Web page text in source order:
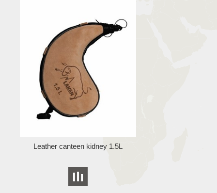
Leather canteen kidney 1.5L